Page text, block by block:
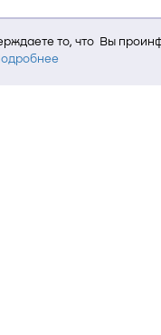
то, что Вы